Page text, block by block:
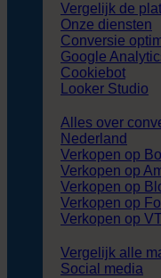
Vergelijk de
Onze diensten
Conversie
Google
Cookiebot
Looker Studio
Alles over
Nederland
Verkopen op Bol
Verkopen op
Verkopen op
Verkopen op
Verkopen op
Vergelijk alle
Social media